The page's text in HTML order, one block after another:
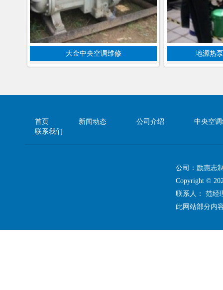
大金中央空调维修 地源热
首页 新闻动态 公司介绍
中央空
联系我们
公司：励惠志
Copyright ©
联系人： 范
此网站部分内